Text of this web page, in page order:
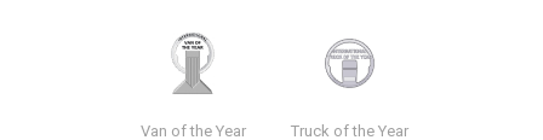
Van of the Year Truck of the Year